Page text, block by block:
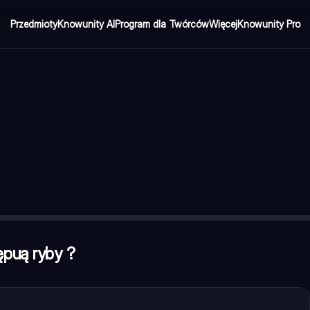
PrzedmiotyKnowunity AIProgram dla TwórcówWięcejKnowunity Pro
ryby ?